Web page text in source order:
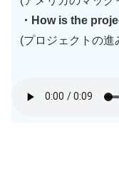
・How is the
(プロジェクトの進